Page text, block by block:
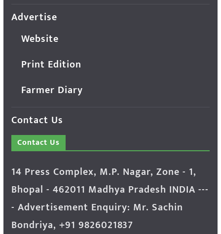
Advertise
Website
Print Edition
Farmer Diary
Contact Us
Contact Us
14 Press Complex, M.P. Nagar, Zone - 1,
Bhopal - 462011 Madhya Pradesh INDIA ---
- Advertisement Enquiry: Mr. Sachin
Bondriya, +91 9826021837